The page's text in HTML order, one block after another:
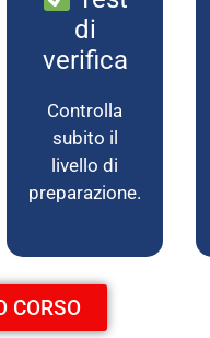
di
verifica
Controlla
subito il
livello di
preparazione.
CORSO